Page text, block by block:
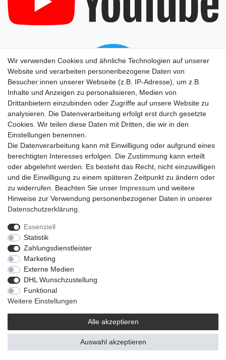
Impressum
Barrierefreiheitserklärung
Vertrag widerrufen
Wir verwenden Cookies und ähnliche Technologien auf unserer
Website und verarbeiten personenbezogene Daten von
Besucher:innen unserer Webseite (z.B. IP-Adresse), um z.B.
Inhalte und Anzeigen zu personalisieren, Medien von
Drittanbietern einzubinden oder Zugriffe auf unsere Website zu
analysieren. Die Datenverarbeitung erfolgt erst durch gesetzte
Cookies. Wir teilen diese Daten mit Dritten, die wir in den
Einstellungen benennen.
Die Datenverarbeitung kann mit Einwilligung oder aufgrund eines
berechtigten Interesses erfolgen. Die Zustimmung kann erteilt
oder abgelehnt werden. Es besteht das Recht, nicht einzuwilligen
und die Einwilligung zu einem späteren Zeitpunkt zu ändern oder
zu widerrufen. Beachten Sie unser Impressum und weitere
Hinweise zur Verwendung personenbezogener Daten in unserer
Daten­schutz­erklärung
Essenziell
Statistik
Zahlungsdienstleister
Marketing
Externe Medien
DHL Wunschzustellung
Funktional
Weitere Einstellungen
Alle akzeptieren
Auswahl akzeptieren